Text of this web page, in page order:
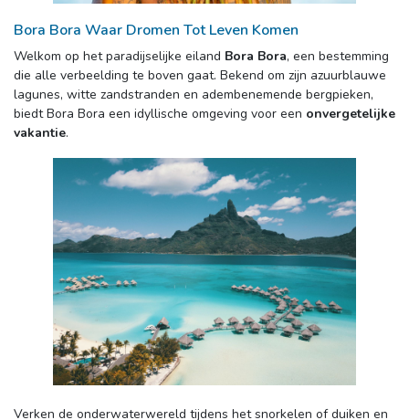
Bora Bora Waar Dromen Tot Leven Komen
Welkom op het paradijselijke eiland Bora Bora, een bestemming
die alle verbeelding te boven gaat. Bekend om zijn azuurblauwe
lagunes, witte zandstranden en adembenemende bergpieken,
biedt Bora Bora een idyllische omgeving voor een onvergetelijke
vakantie.
Verken de onderwaterwereld tijdens het snorkelen of duiken en